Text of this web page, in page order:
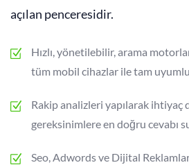
açılan penceresidir.
Hızlı, yönetilebilir, arama
tüm mobil cihazlar ile tam
Rakip analizleri yapılarak ihtiyaç
gereksinimlere en doğru cevabı
Seo, Adwords ve Dijital